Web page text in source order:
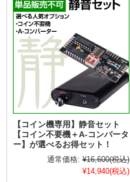
【コイン機専用】静音セット
【コイン不要機＋A-コンバータ
ー】が選べるお得セット！
通常価格: ¥16,600(税込)
¥14,940(税込)